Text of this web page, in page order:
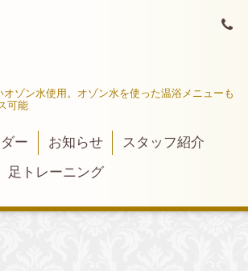
ゾン水使用。オゾン水を使った温浴メニューも
可能
ー お知らせ
スタッフ紹介
足トレーニング